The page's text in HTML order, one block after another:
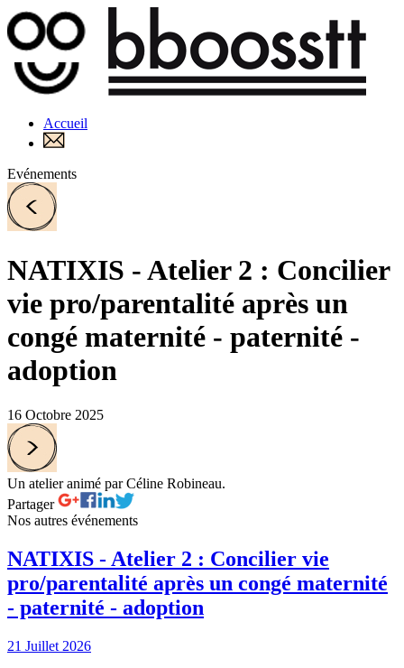
Accueil
Evénements
NATIXIS - Atelier 2 : Concilier
vie pro/parentalité après un
congé maternité - paternité -
adoption
16 Octobre 2025
Un atelier animé par Céline Robineau.
Partager
Nos autres événements
NATIXIS - Atelier 2 : Concilier vie
pro/parentalité après un congé maternité
- paternité - adoption
21 Juillet 2026